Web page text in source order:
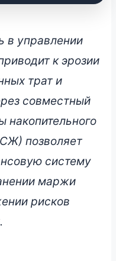
жизни
в управлении
к эрозии
трат и
совместный
накопительного
позволяет
систему
маржи
рисков